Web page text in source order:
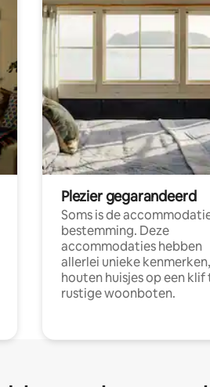
Plezier gegarandeerd
Soms is de
bestemming. Deze
accommodaties hebben
allerlei unieke
houten huisjes op een
rustige woonboten.